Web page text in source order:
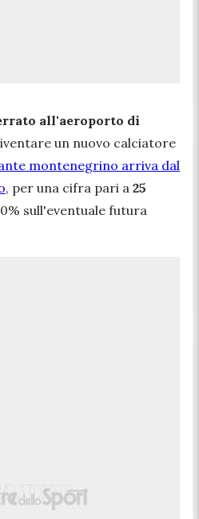
all'aeroporto di
un nuovo calciatore
montenegrino arriva dal
, per una cifra pari a 25
sull'eventuale futura